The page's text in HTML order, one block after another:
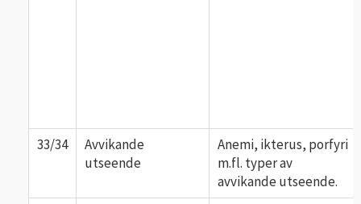
33/34
Avvikande
utseende
Anemi, ikterus, porfyri
m.fl. typer av
avvikande utseende.